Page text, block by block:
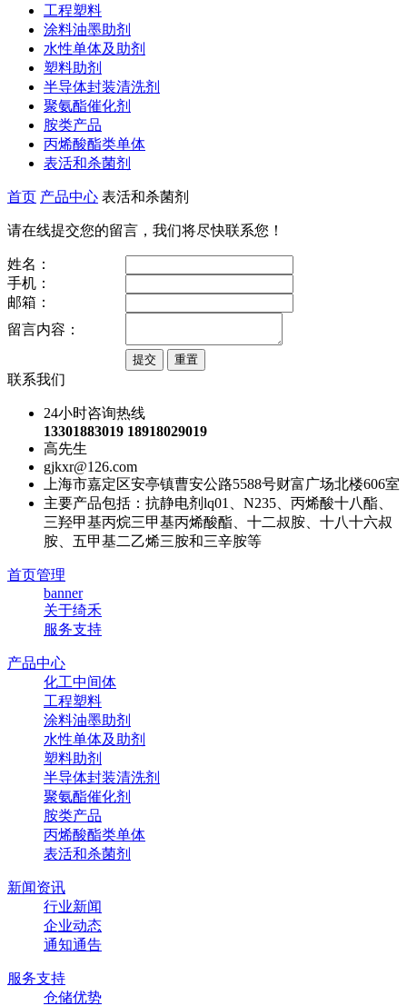
工程塑料
涂料油墨助剂
水性单体及助剂
塑料助剂
半导体封装清洗剂
聚氨酯催化剂
胺类产品
丙烯酸酯类单体
表活和杀菌剂
首页 产品中心 表活和杀菌剂
请在线提交您的留言，我们将尽快联系您！
姓名：
手机：
邮箱：
留言内容：
联系我们
24小时咨询热线
13301883019 18918029019
高先生
gjkxr@126.com
上海市嘉定区安亭镇曹安公路5588号财富广场北楼606室
主要产品包括：抗静电剂lq01、N235、丙烯酸十八酯、
三羟甲基丙烷三甲基丙烯酸酯、十二叔胺、十八十六叔
胺、五甲基二乙烯三胺和三辛胺等
首页管理
banner
关于绮禾
服务支持
产品中心
化工中间体
工程塑料
涂料油墨助剂
水性单体及助剂
塑料助剂
半导体封装清洗剂
聚氨酯催化剂
胺类产品
丙烯酸酯类单体
表活和杀菌剂
新闻资讯
行业新闻
企业动态
通知通告
服务支持
仓储优势